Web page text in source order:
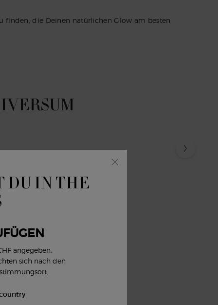
finden, die Deinen natürlichen Glow am besten
DU IN THE
angegeben.
sich nach den